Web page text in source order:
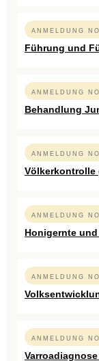
ANMELDUNG
Führung und
ANMELDUNG
Behandlung
ANMELDUNG
Völkerkontrolle
ANMELDUNG
Honigernte
ANMELDUNG
ANMELDUNG